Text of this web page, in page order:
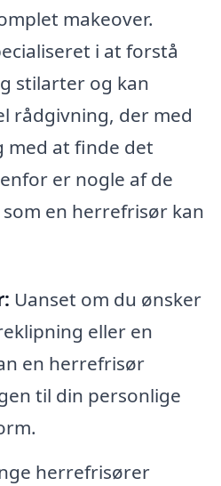
makeover.
i at forstå
stilarter og kan
rådgivning, der med
at finde det
er nogle af de
en herrefrisør kan
Uanset om du ønsker
eller en
en herrefrisør
til din personlige
herrefrisører